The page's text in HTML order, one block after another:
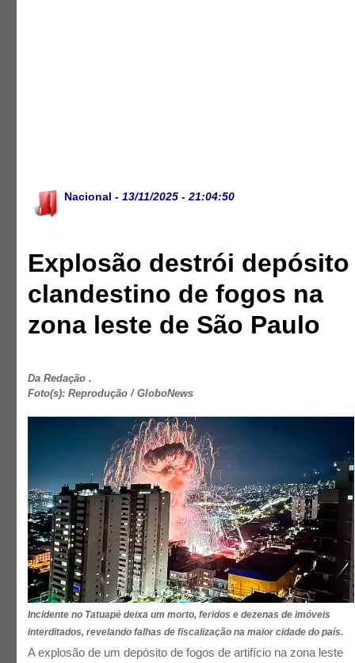
Nacional - 13/11/2025 - 21:04:50
Explosão destrói depósito
clandestino de fogos na
zona leste de São Paulo
Da Redação .
Foto(s): Reprodução / GloboNews
Incidente no Tatuapé deixa um morto, feridos e dezenas de imóveis
interditados, revelando falhas de fiscalização na maior cidade do país.
A explosão de um depósito de fogos de artifício na zona leste